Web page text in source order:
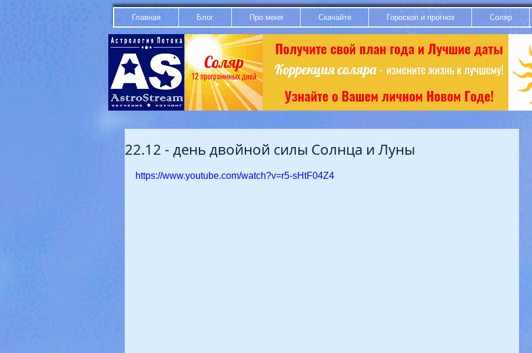
Главная Блог Про меня Скачайте Гороскоп и прогноз Соляр
22.12 - день двойной силы Солнца и Луны
https://www.youtube.com/watch?v=r5-sHtF04Z4